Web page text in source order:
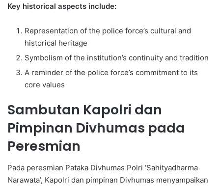
Key historical aspects include:
Representation of the police force’s cultural and
historical heritage
Symbolism of the institution’s continuity and tradition
A reminder of the police force’s commitment to its
core values
Sambutan Kapolri dan
Pimpinan Divhumas pada
Peresmian
Pada peresmian Pataka Divhumas Polri ‘Sahityadharma
Narawata’, Kapolri dan pimpinan Divhumas menyampaikan